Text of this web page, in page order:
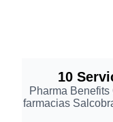
10
Pharma
farmacias